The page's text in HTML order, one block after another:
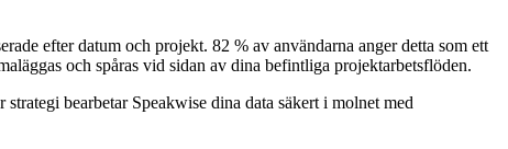
efter datum och projekt. 82 % av användarna anger detta som ett
och spåras vid sidan av dina befintliga projektarbetsflöden.
bearbetar Speakwise dina data säkert i molnet med